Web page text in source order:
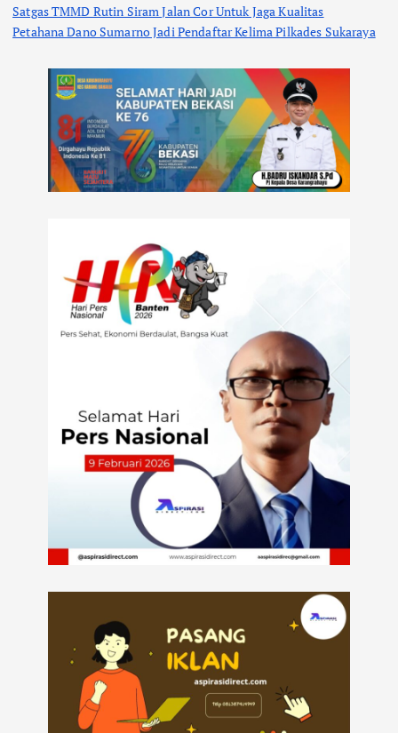
Satgas TMMD Rutin Siram Jalan Cor Untuk Jaga Kualitas
Petahana Dano Sumarno Jadi Pendaftar Kelima Pilkades Sukaraya